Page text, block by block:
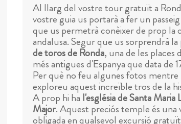
Al llarg del vostre tour gratuït a
vostre guia us portarà a fer un
que us permetrà conèixer de prop la
andalusa. Segur que us sorprendrà la
de toros de Ronda, una de les places
més antigues d'Espanya que data de
Per què no feu algunes fotos mentre
exploreu aquest increïble tros de la
A prop hi ha l'església de Santa Maria
Major. Aquest preciós temple és una
obligada en qualsevol excursió